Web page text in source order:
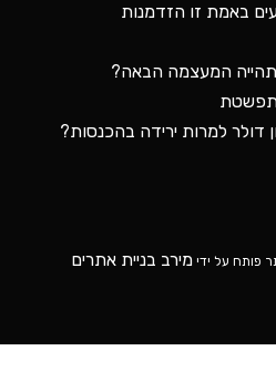
באמת זו הזדמנות
המעצמה הבאה?
דולר למרות ירידה בהכנסות?
פותח על ידימירב בניית אתרים